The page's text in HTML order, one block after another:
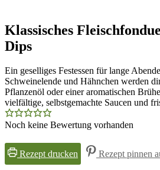
Klassisches
Dips
Ein geselliges Festessen für lange
Schweinelende und Hähnchen werden
Pflanzenöl oder einer aromatischen
vielfältige, selbstgemachte Saucen und
Noch keine Bewertung vorhanden
Rezept drucken Rezept pinnen